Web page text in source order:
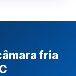
fria